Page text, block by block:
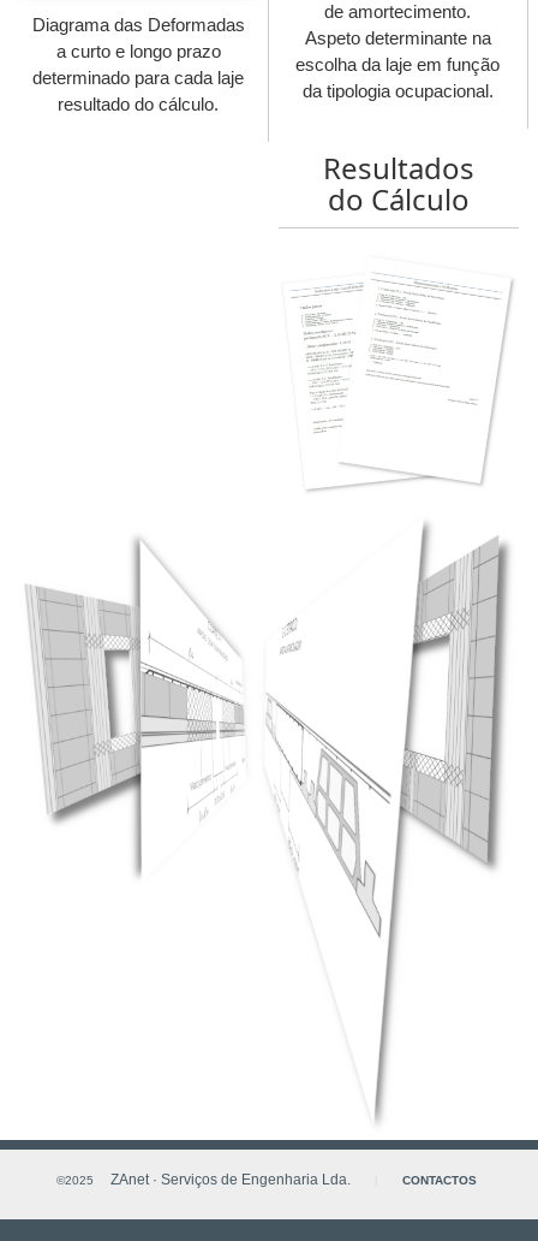
Diagrama das Deformadas
a curto e longo prazo
determinado para cada laje
resultado do cálculo.
de amortecimento.
Aspeto determinante na
escolha da laje em função
da tipologia ocupacional.
Resultados
do Cálculo
©2025 ZAnet · Serviços de Engenharia Lda. CONTACTOS